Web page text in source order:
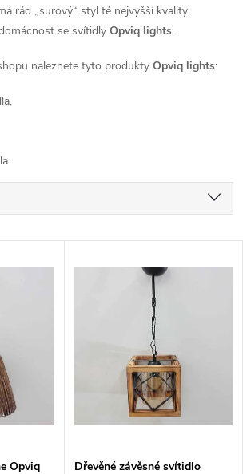
rád „surový“ styl té nejvyšší kvality.
se svítidly Opviq lights.
naleznete tyto produkty Opviq lights:
Opviq
Dřevěné závěsné svítidlo